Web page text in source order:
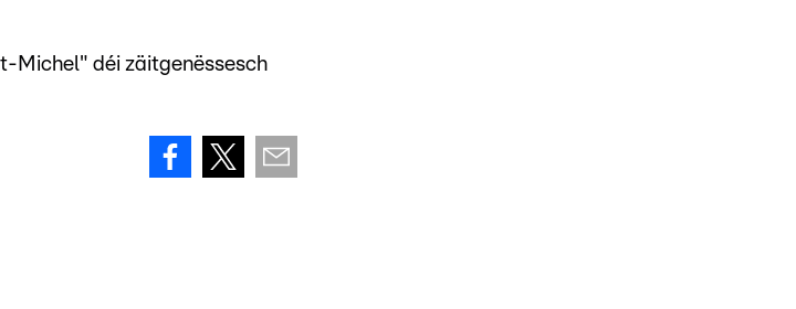
Michel" déi zäitgenëssesch